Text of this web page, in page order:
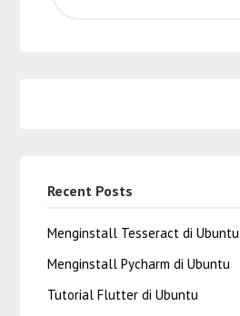
Recent Posts
Menginstall Tesseract di Ubuntu
Menginstall Pycharm di Ubuntu
Tutorial Flutter di Ubuntu